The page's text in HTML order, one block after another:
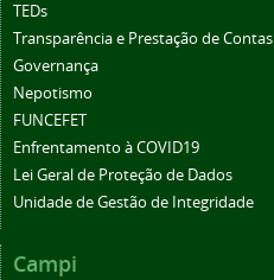
TEDs
Transparência e Prestação de Contas
Governança
Nepotismo
FUNCEFET
Enfrentamento à COVID19
Lei Geral de Proteção de Dados
Unidade de Gestão de Integridade
Campi